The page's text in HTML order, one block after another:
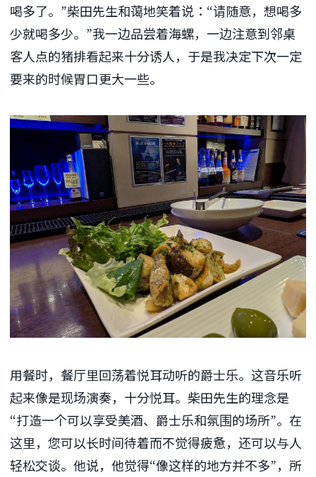
喝多了。”柴田先生和蔼地笑着说：“请随意，想喝多
少就喝多少。”我一边品尝着海螺，一边注意到邻桌
客人点的猪排看起来十分诱人，于是我决定下次一定
要来的时候胃口更大一些。
用餐时，餐厅里回荡着悦耳动听的爵士乐。这音乐听
起来像是现场演奏，十分悦耳。柴田先生的理念是
“打造一个可以享受美酒、爵士乐和氛围的场所”。在
这里，您可以长时间待着而不觉得疲惫，还可以与人
轻松交谈。他说，他觉得“像这样的地方并不多”，所